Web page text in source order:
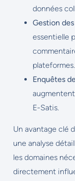
données
Gestion
essentielle
plateformes.
Enquêtes
E-Satis.
Un avantage clé
une analyse
les domaines
directement